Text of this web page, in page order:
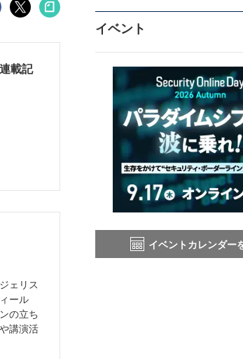
載記
ェリス
ール
の立ち
講演活
イベント
イベントカレンダー